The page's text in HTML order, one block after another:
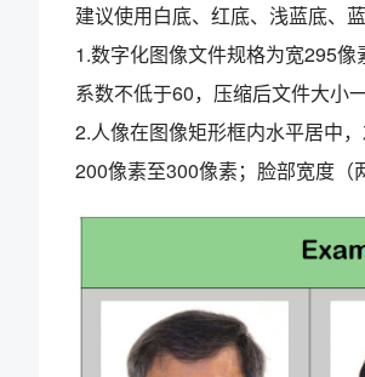
建议使用白底、红底、浅蓝底、
1.数字化图像文件规格为宽295
系数不低于60，压缩后文件大小
2.人像在图像矩形框内水平居中
200像素至300像素；脸部宽度（